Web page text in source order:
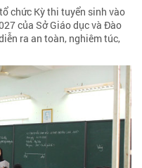
chức Kỳ thi tuyển sinh vào
của Sở Giáo dục và Đào
ra an toàn, nghiêm túc,